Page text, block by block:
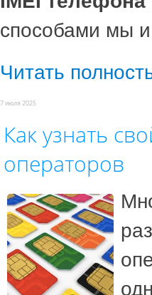
способами мы
Читать
7 июля 2025
Как узнать
операторов